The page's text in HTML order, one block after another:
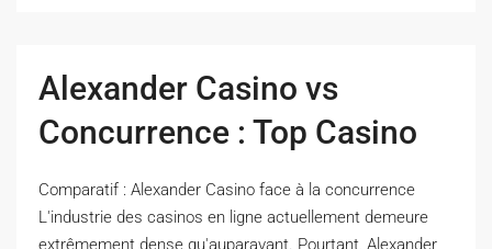
Alexander Casino vs
Concurrence : Top Casino
Comparatif : Alexander Casino face à la concurrence
L'industrie des casinos en ligne actuellement demeure
extrêmement dense qu'auparavant. Pourtant, Alexander